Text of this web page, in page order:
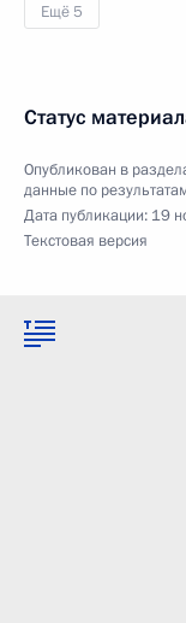
Ещё 5
Статус
Опубликован в
данные по
Дата публикации: 19
Текстовая версия